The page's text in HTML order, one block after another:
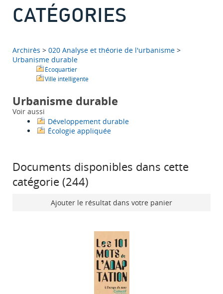
CATÉGORIES
Archirès > 020 Analyse et théorie de l'urbanisme >
Urbanisme durable
Écoquartier
Ville intelligente
Urbanisme durable
Voir aussi
Développement durable
Écologie appliquée
Documents disponibles dans cette
catégorie (244)
Ajouter le résultat dans votre panier